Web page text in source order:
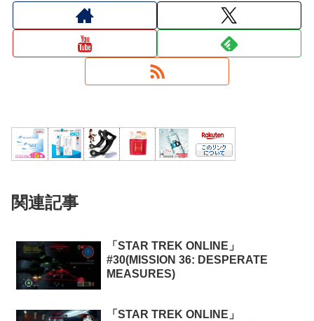
関連記事
「STAR TREK ONLINE」
#30(MISSION 36: DESPERATE
MEASURES)
「STAR TREK ONLINE」